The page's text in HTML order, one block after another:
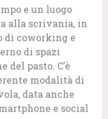
e un luogo
alla scrivania, in
di coworking e
di spazi
del pasto. C’è
modalità di
data anche
e social